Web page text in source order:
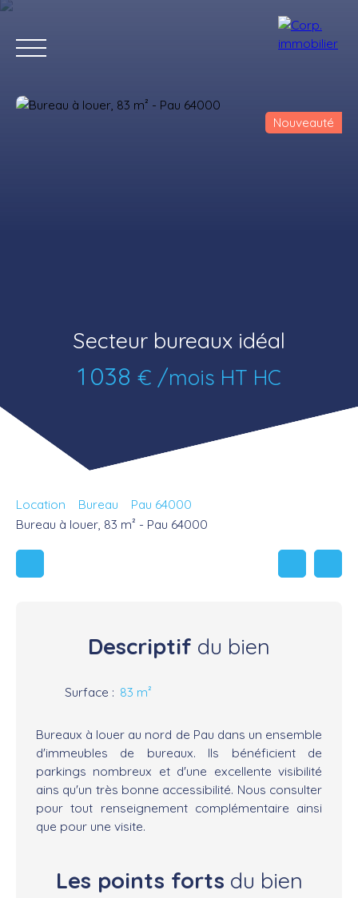
Nouveauté
Secteur bureaux idéal
1 038 € /mois HT HC
Location Bureau
Pau 64000
Bureau à louer, 83 m² - Pau 64000
Descriptif du bien
Surface : 83 m²
Bureaux à louer au nord de Pau dans un ensemble
d'immeubles de bureaux. Ils bénéficient de
parkings nombreux et d'une excellente visibilité
ains qu'un très bonne accessibilité. Nous consulter
pour tout renseignement complémentaire ainsi
que pour une visite.
Les points forts du bien